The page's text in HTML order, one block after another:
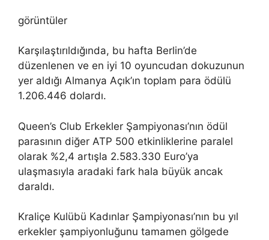
görüntüler
Karşılaştırıldığında, bu hafta Berlin’de
düzenlenen ve en iyi 10 oyuncudan dokuzunun
yer aldığı Almanya Açık’ın toplam para ödülü
1.206.446 dolardı.
Queen’s Club Erkekler Şampiyonası’nın ödül
parasının diğer ATP 500 etkinliklerine paralel
olarak %2,4 artışla 2.583.330 Euro’ya
ulaşmasıyla aradaki fark hala büyük ancak
daraldı.
Kraliçe Kulübü Kadınlar Şampiyonası’nın bu yıl
erkekler şampiyonluğunu tamamen gölgede